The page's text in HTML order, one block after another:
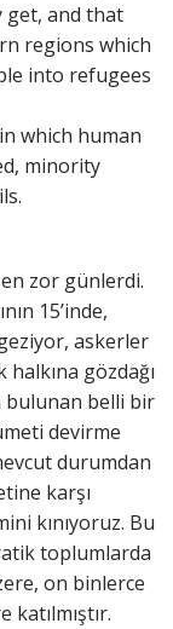
get, and that
regions which
into refugees
which human
minority
zor günlerdi.
15’inde,
askerler
gözdağı
bulunan belli bir
devirme
durumdan
karşı
kınıyoruz. Bu
toplumlarda
on binlerce